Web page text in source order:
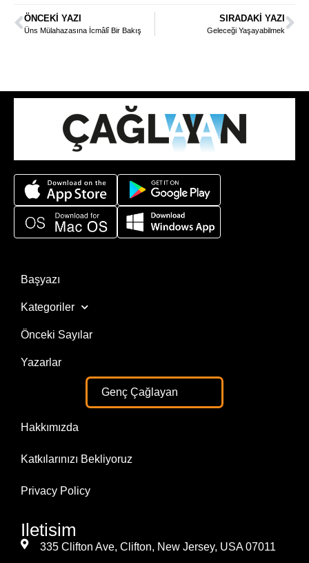
ÖNCEKI YAZI
Üns Mülahazasına İcmâlî Bir Bakış
SIRADAKI YAZI
Geleceği Yaşayabilmek
Başyazı
Kategoriler
Önceki Sayılar
Yazarlar
Genç Çağlayan
Hakkımızda
Katkılarınızı Bekliyoruz
Privacy Policy
Iletisim
335 Clifton Ave, Clifton, New Jersey, USA 07011